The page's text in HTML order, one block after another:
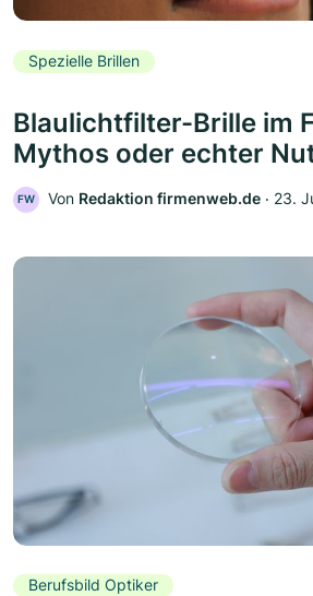
Spezielle Brillen
Blaulichtfilter-Brille im
Mythos oder echter
FW Von Redaktion firmenweb.de ‧ 23.
Berufsbild Optiker